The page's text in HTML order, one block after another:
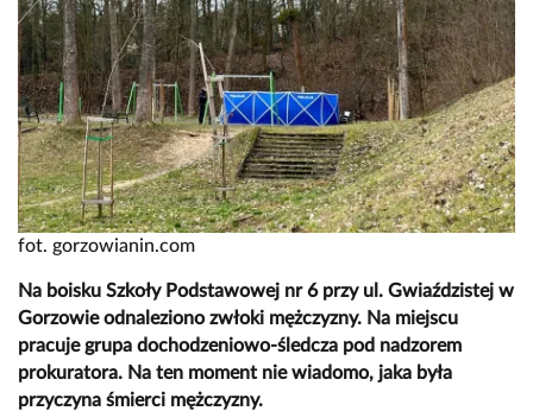
fot. gorzowianin.com
Na boisku Szkoły Podstawowej nr 6 przy ul. Gwiaździstej w
Gorzowie odnaleziono zwłoki mężczyzny. Na miejscu
pracuje grupa dochodzeniowo-śledcza pod nadzorem
prokuratora. Na ten moment nie wiadomo, jaka była
przyczyna śmierci mężczyzny.